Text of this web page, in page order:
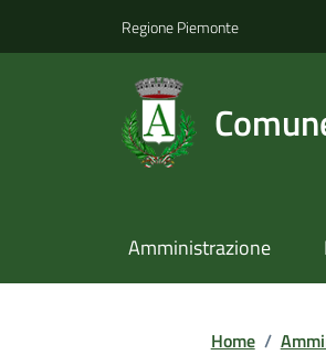
Regione Piemonte
Amministrazione
Home /